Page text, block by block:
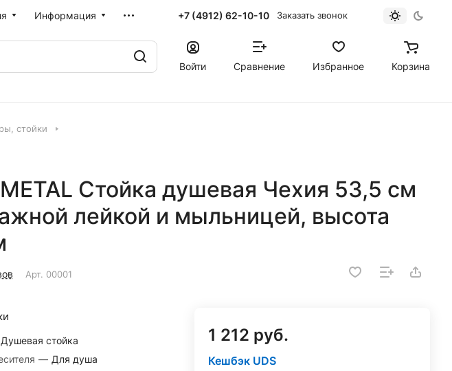
Информация +7 (4912) 62-10-10 Заказать звонок
Войти Сравнение Избранное Корзина
стойки
Стойка душевая Чехия 53,5 см
лейкой и мыльницей, высота
Арт. 00001
Душевая стойка
— Для душа
1 212 руб.
Кешбэк UDS